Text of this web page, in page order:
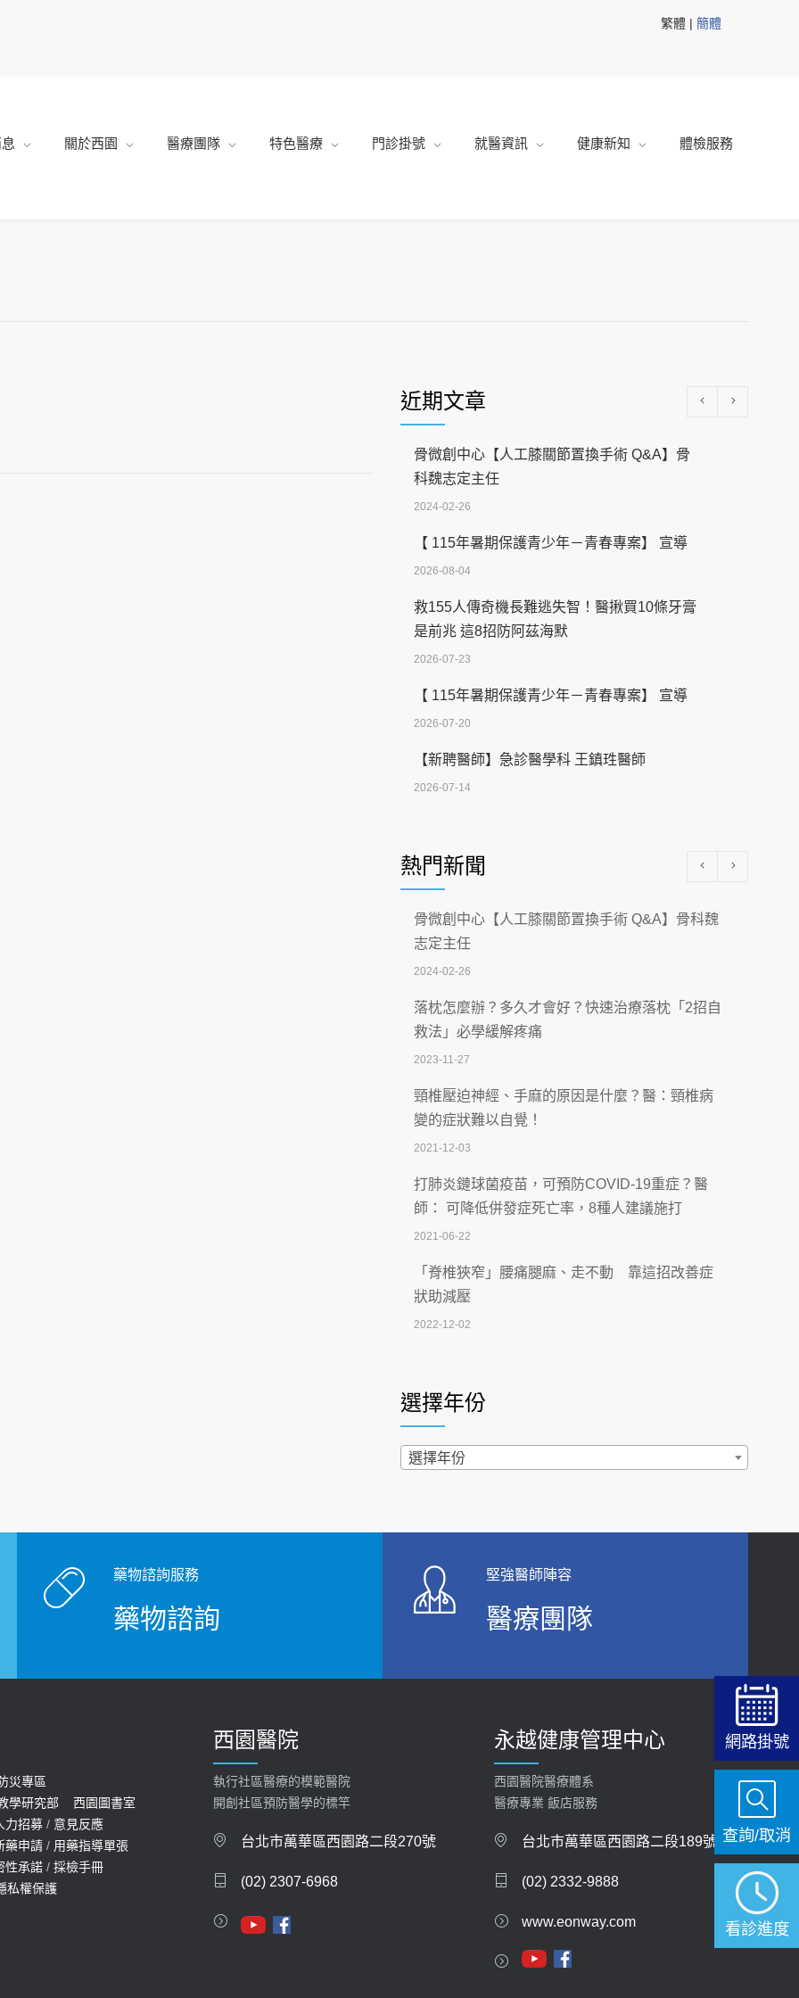
繁體 | 簡體
關於西園 醫療團隊 特色醫療 門診掛號 就醫資訊 健康新知 體檢服務
近期文章
骨微創中心【人工膝關節置換手術 Q&A】骨
科魏志定主任
2024-02-26
【 115年暑期保護青少年－青春專案】 宣導
2026-08-04
救155人傳奇機長難逃失智！醫揪買10條牙膏
是前兆 這8招防阿茲海默
2026-07-23
【 115年暑期保護青少年－青春專案】 宣導
2026-07-20
【新聘醫師】急診醫學科 王鎮珄醫師
2026-07-14
2026-07-08
沒菸酒也瀕臨洗腎？65歲男靠「這習慣」逆
轉腎功能 醫揭3招救命
2026-07-08
體溫飆破41度！醫連收兩例中暑病例：致死
率達8成
2026-07-07
深耕萬華55年 西園醫院回顧發展歷程與智慧
醫療布局
2026-07-06
【115年臺北市「防癌保衛戰：健康好禮一手
刮」】 宣導
2026-07-02
【無菸城市】 宣導
2026-07-02
4連霸議員黃秋澤癌逝！食道癌為何奪命快？
西園醫院55周年 7／10捐血公益活動 邀民眾
熱血響應
2026-06-30
2026-06-25
健康肛門痛都是痔瘡?醫談瘍瘍瘻管與肛裂差
異 逾50歲民眾可做1事
避免血糖血壓飆高
【防跌密碼-防止嬰幼兒跌落及因應處理指
上班常待在冷氣房？小心泌尿道感染 醫示
【2026年世界無菸日】 宣導
熱門新聞
骨微創中心【人工膝關節置換手術 Q&A】骨科魏
志定主任
2024-02-26
落枕怎麼辦？多久才會好？快速治療落枕「2招自
救法」必學緩解疼痛
2023-11-27
頸椎壓迫神經、手麻的原因是什麼？醫：頸椎病
變的症狀難以自覺！
2021-12-03
打肺炎鏈球菌疫苗，可預防COVID-19重症？醫
師： 可降低併發症死亡率，8種人建議施打
2021-06-22
「脊椎狹窄」腰痛腿麻、走不動 靠這招改善症
狀助減壓
2022-12-02
2022-02-17
過量維生素D和鈣恐罹癌? 醫師釋疑：搞懂4原則
不怕補錯
「落枕」不要大力按脖子！ 1招「伸展運動」預防
2020-12-15
白天跑廁所超過8次，就算膀胱過動症！醫師：趁
2021-03-05
少？醫：過多恐增罹癌風險
骨科魏志定主任接受專訪 【年代電視台聚焦2.0】
近4成人口骨質疏鬆？12類人快做骨質密度檢查！
醫：注意5重點可逆轉骨鬆
膝蓋退化有9大部位 骨科醫坦言：不一定得換人工
選擇年份
選擇年份
藥物諮詢服務
藥物諮詢
堅強醫師陣容
醫療團隊
災專區
學研究部
西園圖書室
力招募 / 意見反應
藥申請 / 用藥指導單張
性承諾 / 採檢手冊
私權保護
西園醫院
執行社區醫療的模範醫院
開創社區預防醫學的標竿
台北市萬華區西園路二段270號
(02) 2307-6968
永越健康管理中心
西園醫院醫療體系
醫療專業 飯店服務
台北市萬華區西園路二段189號
(02) 2332-9888
www.eonway.com
網路掛號
看診進度
查詢/取消